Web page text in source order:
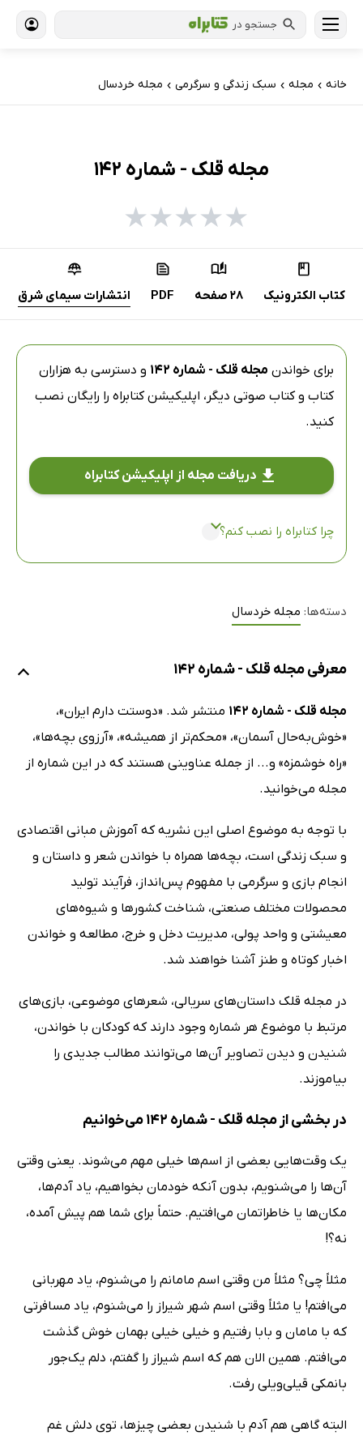
جستجو در
خانه › مجله › سبک زندگی و سرگرمی › مجله خردسال
مجله قلک - شماره 142
★
★
★
★
★
کتاب الکترونیک 28 صفحه PDF انتشارات سیمای شرق
برای خواندن مجله قلک - شماره 142
و دسترسی به هزاران
کتاب و کتاب صوتی دیگر، اپلیکیشن کتابراه را رایگان نصب
کنید.
دریافت مجله از اپلیکیشن کتابراه
چرا کتابراه را نصب کنم؟
دسته‌ها: مجله خردسال
معرفی مجله قلک - شماره 142
مجله قلک - شماره 142
منتشر شد. «دوستت دارم ایران»،
«خوش‌به‌حال آسمان»، «محکم‌تر از همیشه»، «آرزوی بچه‌ها»،
«راه خوشمزه» و... از جمله عناوینی هستند که در این شماره از
مجله می‌خوانید.
با توجه به موضوع اصلی این نشریه که آموزش مبانی اقتصادی
و سبک زندگی است، بچه‌ها همراه با خواندن شعر و داستان و
انجام بازی و سرگرمی با مفهوم پس‌انداز، فرآیند تولید
محصولات مختلف صنعتی، شناخت کشورها و شیوه‌های
معیشتی و واحد پولی، مدیریت دخل و خرج، مطالعه و خواندن
اخبار کوتاه و طنز آشنا خواهند شد.
در مجله قلک داستان‌های سریالی، شعرهای موضوعی، بازی‌های
مرتبط با موضوع هر شماره وجود دارند که کودکان با خواندن،
شنیدن و دیدن تصاویر آن‌ها می‌توانند مطالب جدیدی را
بیاموزند.
در بخشی از مجله قلک - شماره 142 می‌خوانیم
یک وقت‌هایی بعضی از اسم‌ها خیلی مهم می‌شوند. یعنی وقتی
آن‌ها را می‌شنویم، بدون آنکه خودمان بخواهیم، یاد آدم‌ها،
مکان‌ها یا خاطراتمان می‌افتیم. حتماً برای شما هم پیش آمده،
نه؟!
مثلاً چی؟ مثلاً من وقتی اسم مامانم را می‌شنوم، یاد مهربانی
می‌افتم! یا مثلاً وقتی اسم شهر شیراز را می‌شنوم، یاد مسافرتی
که با مامان و بابا رفتیم و خیلی خیلی بهمان خوش گذشت
می‌افتم. همین الان هم که اسم شیراز را گفتم، دلم یک‌جور
بانمکی قیلی‌ویلی رفت.
البته گاهی هم آدم با شنیدن بعضی چیزها، توی دلش غم